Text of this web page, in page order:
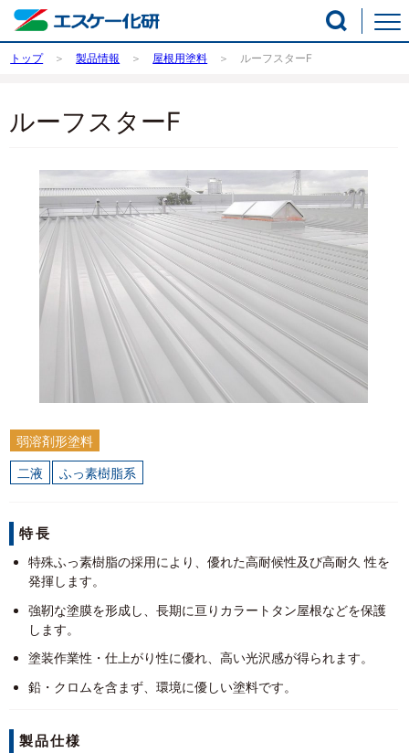
トップ 製品情報 屋根用塗料 ルーフスターF
ルーフスターF
弱溶剤形塗料
二液 ふっ素樹脂系
特長
­特殊ふっ素樹脂の採用により、優れた高耐候性及び高耐久 性を
発揮します。
­強靭な塗膜を形成し、長期に亘りカラートタン屋根などを保護
します。
­塗装作業性・仕上がり性に優れ、高い光沢感が得られます。
鉛・クロムを含まず、環境に優しい塗料です。
製品仕様